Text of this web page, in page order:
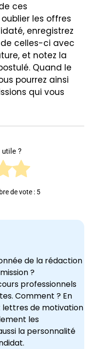
ces
les offres
enregistrez
celles-ci avec
et notez la
Quand le
pourrez ainsi
qui vous
?
de vote : 5
de la rédaction
?
professionnels
Comment ? En
lettres de motivation
les
la personnalité